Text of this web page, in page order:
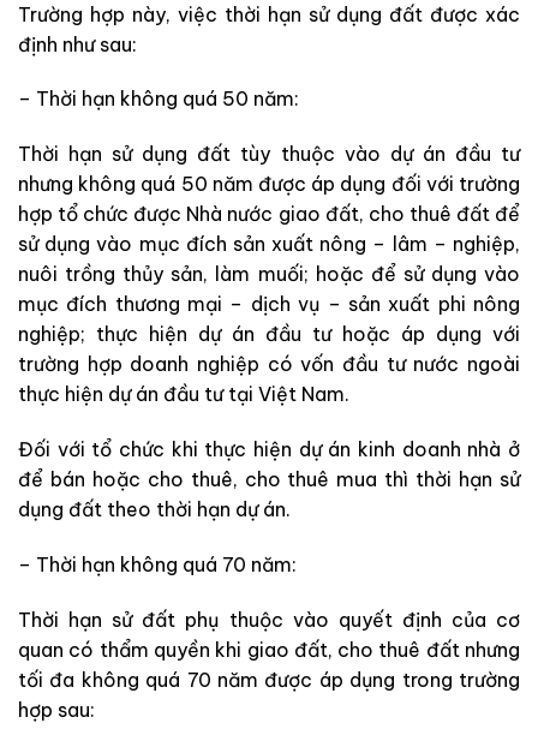
Trường hợp này, việc thời hạn sử dụng đất được xác
định như sau:
– Thời hạn không quá 50 năm:
Thời hạn sử dụng đất tùy thuộc vào dự án đầu tư
nhưng không quá 50 năm được áp dụng đối với trường
hợp tổ chức được Nhà nước giao đất, cho thuê đất để
sử dụng vào mục đích sản xuất nông – lâm – nghiệp,
nuôi trồng thủy sản, làm muối; hoặc để sử dụng vào
mục đích thương mại – dịch vụ – sản xuất phi nông
nghiệp; thực hiện dự án đầu tư hoặc áp dụng với
trường hợp doanh nghiệp có vốn đầu tư nước ngoài
thực hiện dự án đầu tư tại Việt Nam.
Đối với tổ chức khi thực hiện dự án kinh doanh nhà ở
để bán hoặc cho thuê, cho thuê mua thì thời hạn sử
dụng đất theo thời hạn dự án.
– Thời hạn không quá 70 năm:
Thời hạn sử đất phụ thuộc vào quyết định của cơ
quan có thẩm quyền khi giao đất, cho thuê đất nhưng
tối đa không quá 70 năm được áp dụng trong trường
hợp sau: